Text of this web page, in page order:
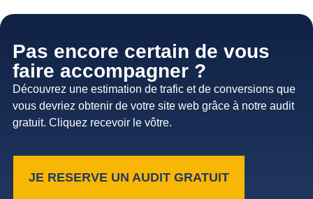
Pas encore certain de vous
faire accompagner ?
Découvrez une estimation de trafic et de conversions que
vous devriez obtenir de votre site web grâce à notre audit
gratuit. Cliquez recevoir le vôtre.
JE RESERVE UN AUDIT GRATUIT